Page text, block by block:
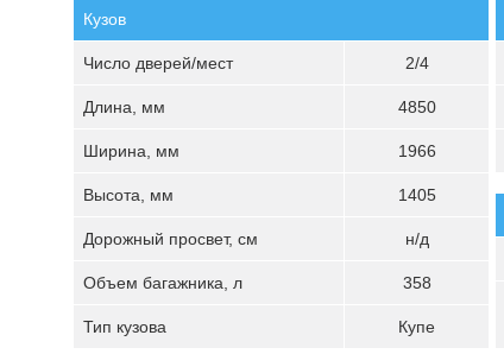
Кузов
Число дверей/мест 2/4
Длина, мм 4850
Ширина, мм 1966
Высота, мм 1405
Дорожный просвет, см н/д
Объем багажника, л 358
Тип кузова Купе